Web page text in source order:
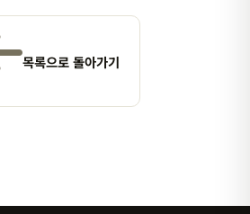
목록으로 돌아가기